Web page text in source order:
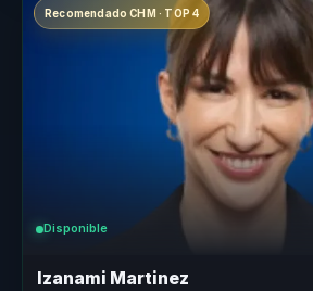
Recomendado CHM · TOP 4
Disponible
Izanami Martinez